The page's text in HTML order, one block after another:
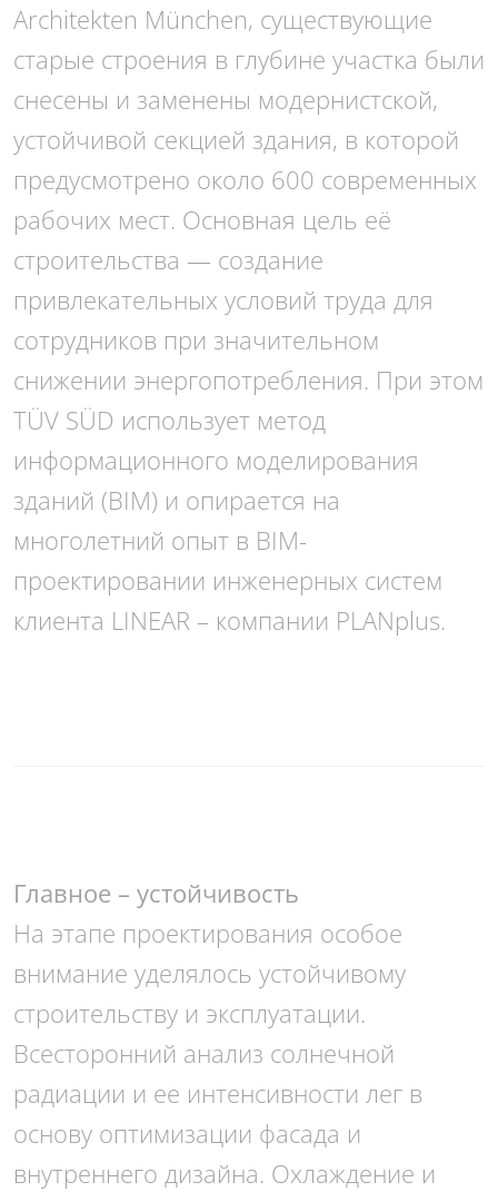
Architekten München, существующие
старые строения в глубине участка были
снесены и заменены модернистской,
устойчивой секцией здания, в которой
предусмотрено около 600 современных
рабочих мест. Основная цель её
строительства — создание
привлекательных условий труда для
сотрудников при значительном
снижении энергопотребления. При этом
TÜV SÜD использует метод
информационного моделирования
зданий (BIM) и опирается на
многолетний опыт в BIM-
проектировании инженерных систем
клиента LINEAR – компании PLANplus.
Главное – устойчивость
На этапе проектирования особое
внимание уделялось устойчивому
строительству и эксплуатации.
Всесторонний анализ солнечной
радиации и ее интенсивности лег в
основу оптимизации фасада и
внутреннего дизайна. Охлаждение и